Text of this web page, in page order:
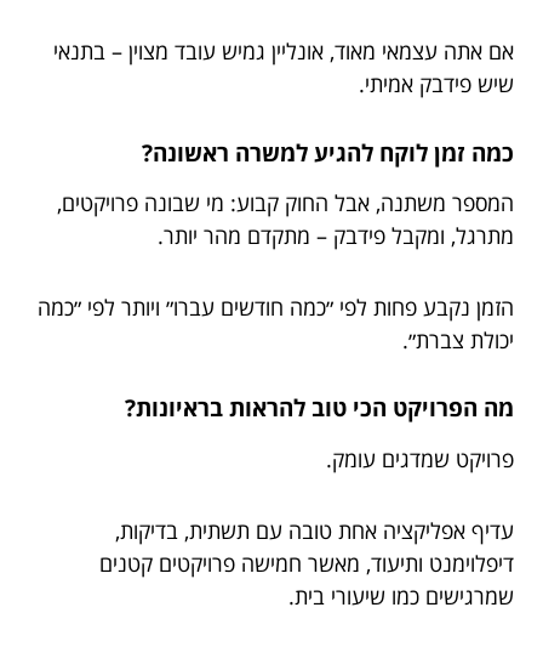
אם אתה עצמאי מאוד, אונליין גמיש עובד מצוין – בתנאי
שיש פידבק אמיתי.
כמה זמן לוקח להגיע למשרה ראשונה?
המספר משתנה, אבל החוק קבוע: מי שבונה פרויקטים,
מתרגל, ומקבל פידבק – מתקדם מהר יותר.
הזמן נקבע פחות לפי ״כמה חודשים עברו״ ויותר לפי ״כמה
יכולת צברת״.
מה הפרויקט הכי טוב להראות בראיונות?
פרויקט שמדגים עומק.
עדיף אפליקציה אחת טובה עם תשתית, בדיקות,
דיפלוימנט ותיעוד, מאשר חמישה פרויקטים קטנים
שמרגישים כמו שיעורי בית.